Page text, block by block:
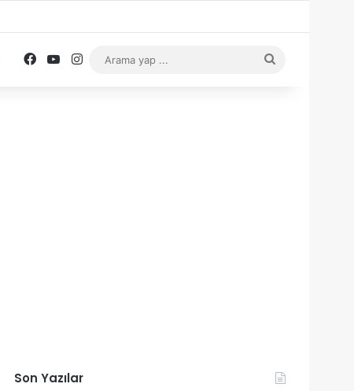
Facebook
YouTube
Instagram
Son Yazılar